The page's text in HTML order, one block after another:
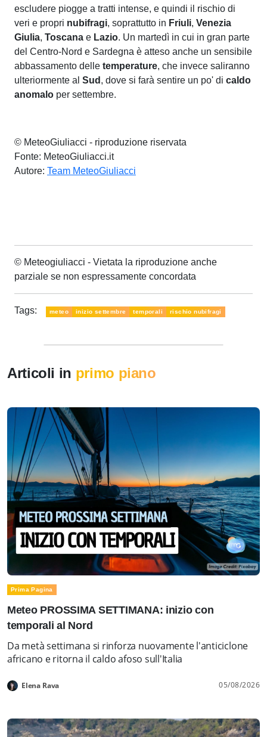
escludere piogge a tratti intense, e quindi il rischio di
veri e propri nubifragi, soprattutto in Friuli, Venezia
Giulia, Toscana e Lazio. Un martedì in cui in gran parte
del Centro-Nord e Sardegna è atteso anche un sensibile
abbassamento delle temperature, che invece saliranno
ulteriormente al Sud , dove si farà sentire un po' di caldo
anomalo per settembre.
© MeteoGiuliacci - riproduzione riservata
Fonte: MeteoGiuliacci.it
Autore: Team MeteoGiuliacci
© Meteogiuliacci - Vietata la riproduzione anche
parziale se non espressamente concordata
Tags: meteo inizio settembre temporali rischio nubifragi
Articoli in primo piano
Prima Pagina
Meteo PROSSIMA SETTIMANA: inizio con
temporali al Nord
Da metà settimana si rinforza nuovamente l'anticiclone
africano e ritorna il caldo afoso sull'Italia
Elena Rava 05/08/2026